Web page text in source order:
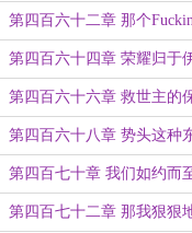
第四百六十二章 那个
后仰三分
第四百六十四章 荣耀归于
第四百六十六章 救世主的
第四百六十八章 势头这种
第四百七十章 我们如约而
第四百七十二章 那我狠狠